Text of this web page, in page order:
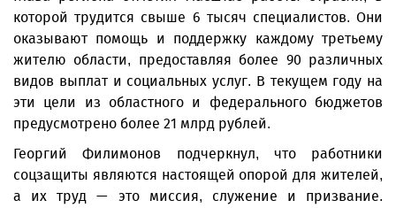
которой трудится свыше 6 тысяч специалистов. Они
оказывают помощь и поддержку каждому третьему
жителю области, предоставляя более 90 различных
видов выплат и социальных услуг. В текущем году на
эти цели из областного и федерального бюджетов
предусмотрено более 21 млрд рублей.
Георгий Филимонов подчеркнул, что работники
соцзащиты являются настоящей опорой для жителей,
а их труд — это миссия, служение и призвание.